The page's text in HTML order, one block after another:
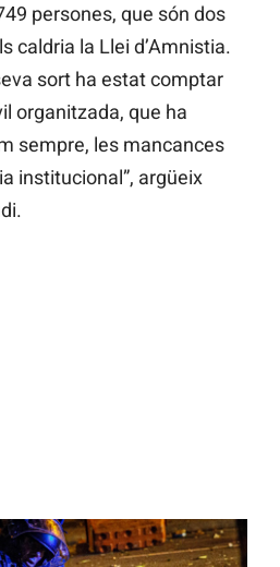
persones, que són dos
caldria la Llei d’Amnistia.
sort ha estat comptar
organitzada, que ha
sempre, les mancances
institucional”, argüeix